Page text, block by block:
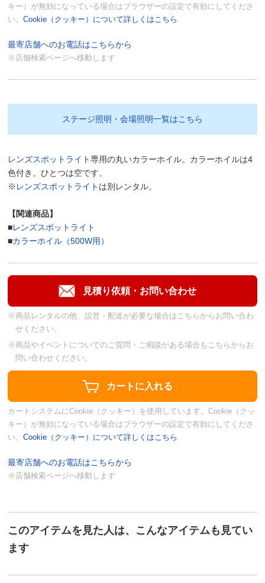
キー）が無効になっている場合はブラウザーの設定で有効にしてくださ
い。Cookie（クッキー）について詳しくはこちら
最寄店舗へのお電話はこちらから
※店舗検索ページへ移動します
ステージ照明・会場照明一覧はこちら
レンズスポットライト専用の丸いカラーホイル。カラーホイルは4
色付き。ひとつは空です。
※ レンズスポットライト は別レンタル。
【関連商品】
■レンズスポットライト
■カラーホイル（500W用）
※商品レンタルの他、設営・配送が必要な場合はこちらからお問い合わ
せください。
※商品やイベントについてのご質問・ご相談がある場合もこちらからお
問い合わせください。
カートシステムにCookie（クッキー）を使用しています。Cookie（クッ
キー）が無効になっている場合はブラウザーの設定で有効にしてくださ
い。Cookie（クッキー）について詳しくはこちら
最寄店舗へのお電話はこちらから
※店舗検索ページへ移動します
このアイテムを見た人は、こんなアイテムも見てい
ます